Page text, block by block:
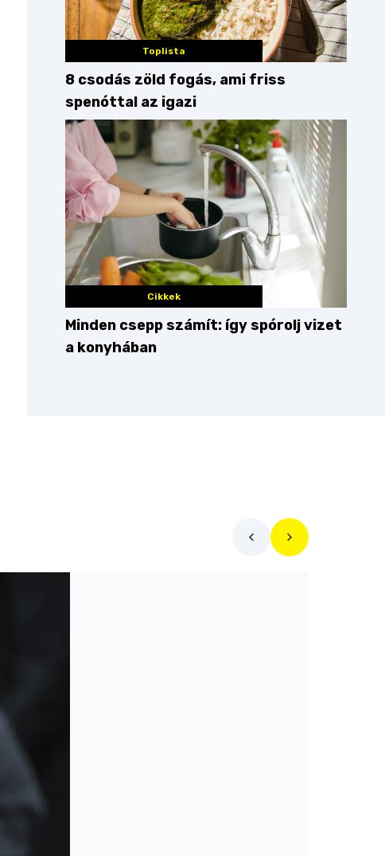
Toplista
8 csodás zöld fogás, ami friss
spenóttal az igazi
Cikkek
Minden csepp számít: így spórolj vizet
a konyhában